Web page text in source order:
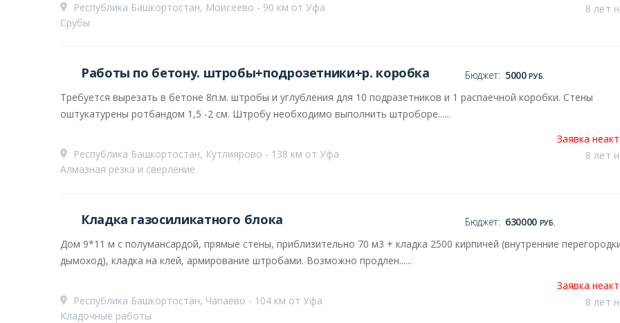
8 лет
Республика Башкортостан, Моисеево - 90 км от Уфа
Срубы
Работы по бетону. штробы+подрозетники+р. коробка Бюджет: 5000РУБ.
Требуется вырезать в бетоне 8п.м. штробы и углубления для 10 подразетников и 1 распаечной коробки. Стены
оштукатурены ротбандом 1,5 -2 см. Штробу необходимо выполнить штроборе......
Заявка
8 лет
Республика Башкортостан, Кутлиярово - 138 км от Уфа
Алмазная резка и сверление
Кладка газосиликатного блока Бюджет: 630000 РУБ.
Дом 9*11 м с полумансардой, прямые стены, приблизительно 70 м3 + кладка 2500 кирпичей (внутренние
дымоход), кладка на клей, армирование штробами. Возможно продлен......
Заявка
8 лет
Республика Башкортостан, Чапаево - 104 км от Уфа
Кладочные работы